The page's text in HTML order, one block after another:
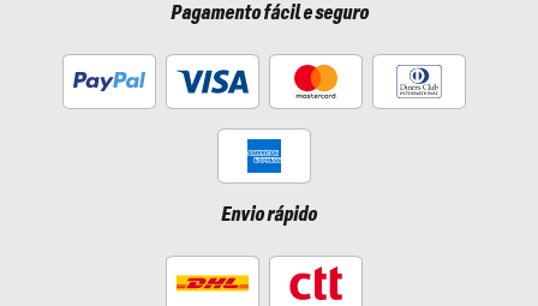
Pagamento fácil e seguro
Envio rápido